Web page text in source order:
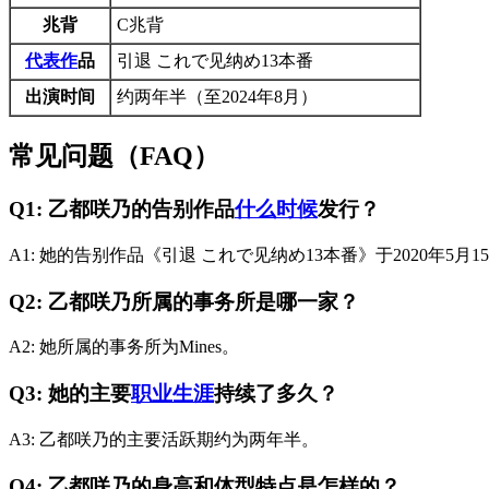
兆背
C兆背
代表作品
引退 これで见纳め13本番
出演时间
约两年半（至2024年8月）
常见问题（FAQ）
Q1: 乙都咲乃的告别作品什么时候发行？
A1: 她的告别作品《引退 これで见纳め13本番》于2020年5月15
Q2: 乙都咲乃所属的事务所是哪一家？
A2: 她所属的事务所为Mines。
Q3: 她的主要职业生涯持续了多久？
A3: 乙都咲乃的主要活跃期约为两年半。